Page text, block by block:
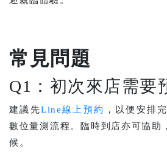
常見問題
Q1：初次來店需要
建議先Line線上預約
，以便安排
數位量測流程。臨時到店亦可協助
候。